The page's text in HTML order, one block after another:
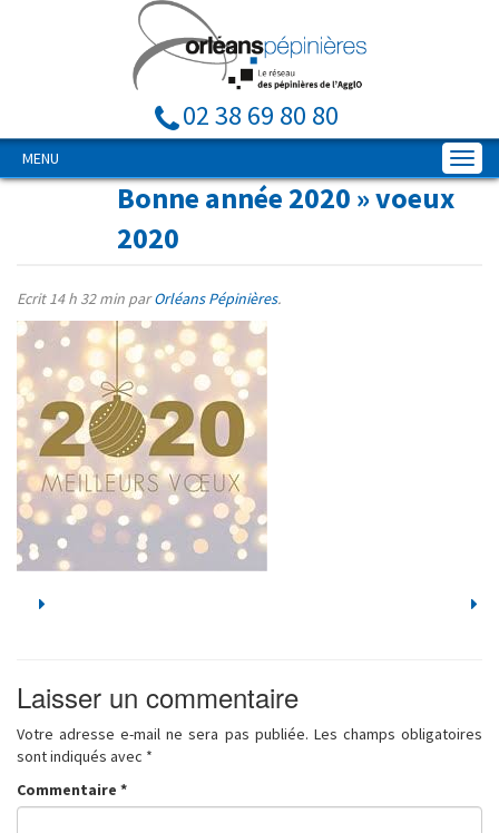
02 38 69 80 80
MENU
Bonne année 2020 » voeux
2020
Ecrit14 h 32 min parOrléans Pépinières.
Laisser un commentaire
Votre adresse e-mail ne sera pas publiée. Les champs obligatoires
sont indiqués avec *
Commentaire *